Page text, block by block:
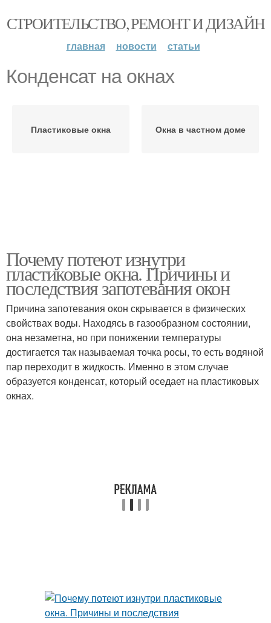
СТРОИТЕЛЬСТВО, РЕМОНТ И ДИЗАЙН
главная новости статьи
Конденсат на окнах
Пластиковые окна Окна в частном доме
Почему потеют изнутри
пластиковые окна. Причины и
последствия запотевания окон
Причина запотевания окон скрывается в физических
свойствах воды. Находясь в газообразном состоянии,
она незаметна, но при понижении температуры
достигается так называемая точка росы, то есть водяной
пар переходит в жидкость. Именно в этом случае
образуется конденсат, который оседает на пластиковых
окнах.